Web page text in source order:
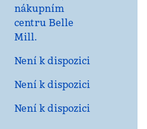
nákupním
centru Belle
Mill.
Není k dispozici
Není k dispozici
Není k dispozici